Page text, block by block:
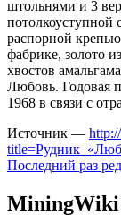
штольнями и 3
потолкоуступной
распорной
фабрике, золото
хвостов
Любовь. Годовая
1968 в связи с
Источник —
Последний раз
MiningWiki